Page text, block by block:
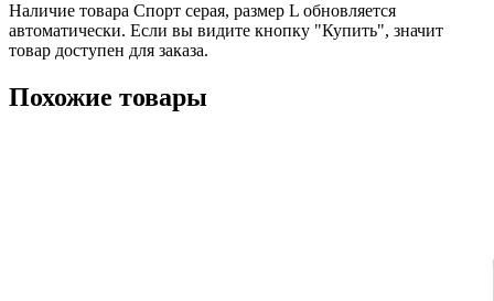
Наличие товара Спорт серая, размер L обновляется
автоматически. Если вы видите кнопку "Купить", значит
товар доступен для заказа.
Похожие товары